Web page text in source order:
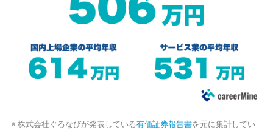
※ 株式会社ぐるなびが発表している有価証券報告書を元に集計してい